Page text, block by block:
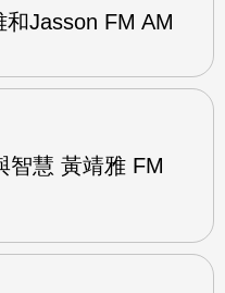
Jasson FM AM
智慧 黃靖雅 FM